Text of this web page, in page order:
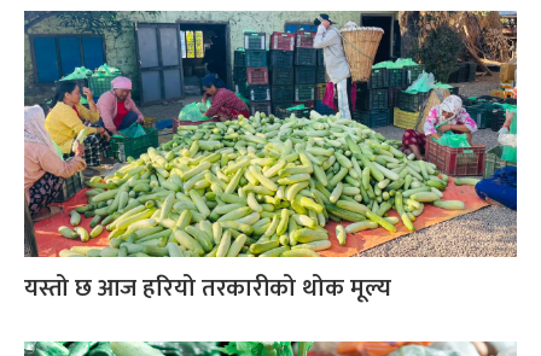
यस्तो छ आज हरियो तरकारीको थोक मूल्य